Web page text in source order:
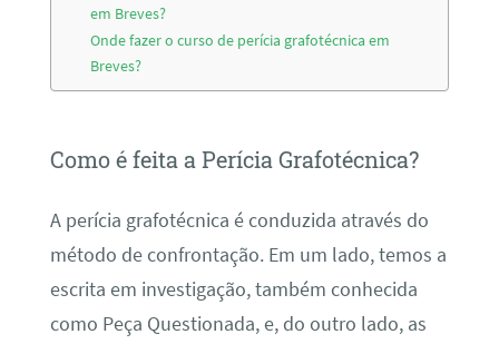
em Breves?
Onde fazer o curso de perícia grafotécnica em
Breves?
Como é feita a Perícia Grafotécnica?
A perícia grafotécnica é conduzida através do
método de confrontação. Em um lado, temos a
escrita em investigação, também conhecida
como Peça Questionada, e, do outro lado, as